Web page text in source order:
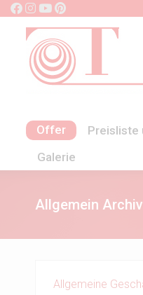
Offer Preisliste
Galerie
Allgemein
Allgemeine